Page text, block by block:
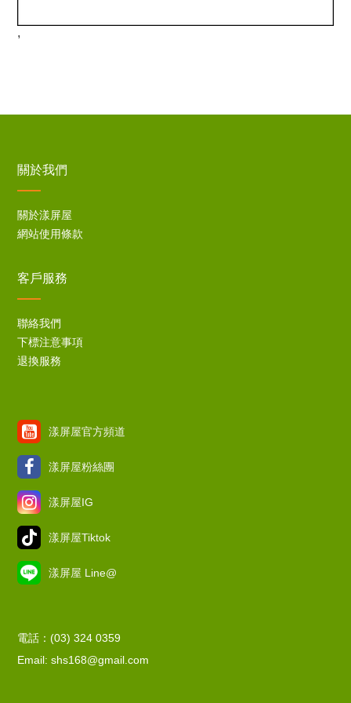
,
關於我們
關於漾屏屋
網站使用條款
客戶服務
聯絡我們
下標注意事項
退換服務
漾屏屋官方頻道
漾屏屋粉絲團
漾屏屋IG
漾屏屋Tiktok
漾屏屋 Line@
電話：(03) 324 0359
Email: shs168@gmail.com